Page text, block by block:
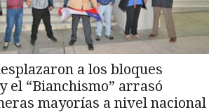
a los bloques
el “Bianchismo” arrasó
mayorías a nivel nacional